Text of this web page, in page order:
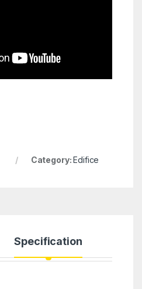
Category:Edifice
Specification